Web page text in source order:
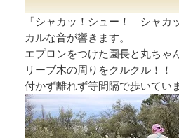
「シャカッ！シュー！ シャ
カルな音が響きます。
エプロンをつけた園長と丸ちゃ
リーブ木の周りをクルクル！！
付かず離れず等間隔で歩いてい